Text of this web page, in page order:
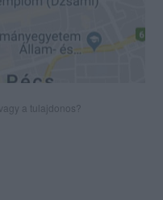
a tulajdonos?